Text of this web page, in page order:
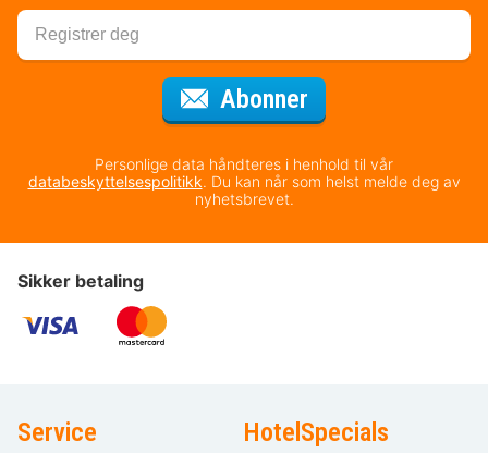
Abonner
Personlige data håndteres i henhold til vår
databeskyttelsespolitikk. Du kan når som helst melde deg av
nyhetsbrevet.
Sikker betaling
Service HotelSpecials